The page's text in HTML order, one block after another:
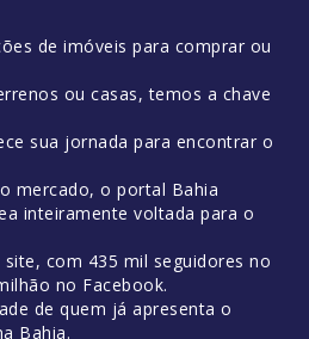
de imóveis para comprar ou
ou casas, temos a chave
sua jornada para encontrar o
mercado, o portal Bahia
inteiramente voltada para o
com 435 mil seguidores no
no Facebook.
de quem já apresenta o
Bahia.